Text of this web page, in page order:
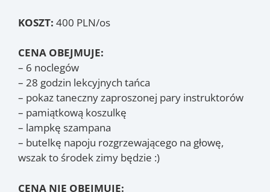
KOSZT: 400 PLN/os
CENA OBEJMUJE:
– 6 noclegów
– 28 godzin lekcyjnych tańca
– pokaz taneczny zaproszonej pary instruktorów
– pamiątkową koszulkę
– lampkę szampana
– butelkę napoju rozgrzewającego na głowę,
wszak to środek zimy będzie :)
CENA NIE OBEJMUJE: